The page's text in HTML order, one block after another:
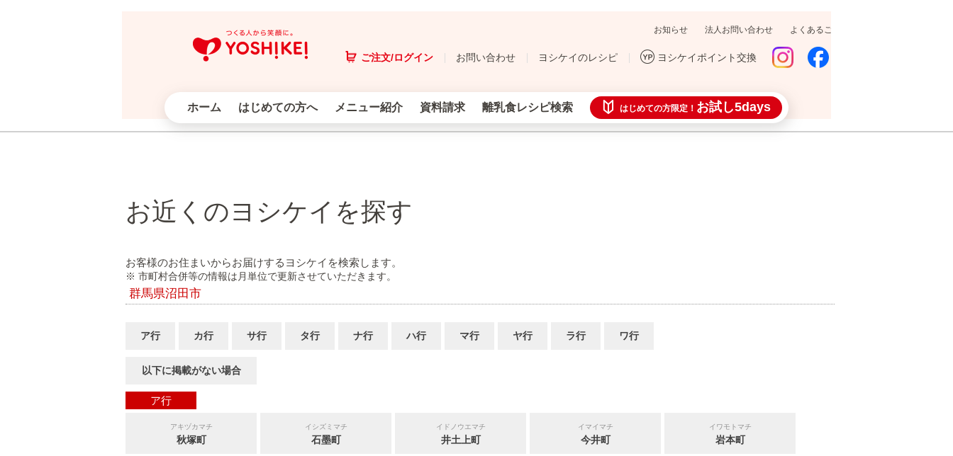
お知らせ 法人お問い合わせ よくあるご質問
ご注文/ログイン お問い合わせ ヨシケイのレシピ ヨシケイポイント交換
ホーム はじめての方へ メニュー紹介 資料請求 離乳食レシピ検索 はじめての方限定！ お試し5days
お近くのヨシケイを探す
お客様のお住まいからお届けするヨシケイを検索します。
※ 市町村合併等の情報は月単位で更新させていただきます。
群馬県沼田市
ア行 カ行 サ行 タ行 ナ行 ハ行 マ行 ヤ行 ラ行 ワ行
以下に掲載がない場合
ア行
アキヅカマチ
秋塚町
イシズミマチ
石墨町
イドノウエマチ
井土上町
イマイマチ
今井町
イワモトマチ
岩本町